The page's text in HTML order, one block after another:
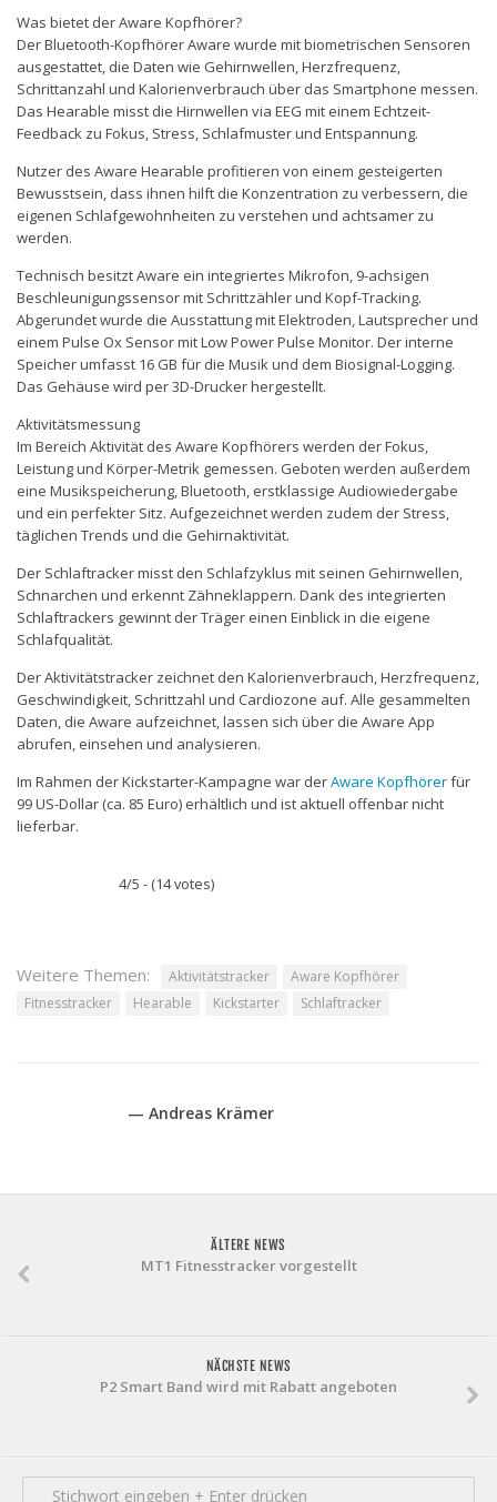
Was bietet der Aware Kopfhörer?
Der Bluetooth-Kopfhörer Aware wurde mit biometrischen Sensoren
ausgestattet, die Daten wie Gehirnwellen, Herzfrequenz,
Schrittanzahl und Kalorienverbrauch über das Smartphone messen.
Das Hearable misst die Hirnwellen via EEG mit einem Echtzeit-
Feedback zu Fokus, Stress, Schlafmuster und Entspannung.
Nutzer des Aware Hearable profitieren von einem gesteigerten
Bewusstsein, dass ihnen hilft die Konzentration zu verbessern, die
eigenen Schlafgewohnheiten zu verstehen und achtsamer zu
werden.
Technisch besitzt Aware ein integriertes Mikrofon, 9-achsigen
Beschleunigungssensor mit Schrittzähler und Kopf-Tracking.
Abgerundet wurde die Ausstattung mit Elektroden, Lautsprecher und
einem Pulse Ox Sensor mit Low Power Pulse Monitor. Der interne
Speicher umfasst 16 GB für die Musik und dem Biosignal-Logging.
Das Gehäuse wird per 3D-Drucker hergestellt.
Aktivitätsmessung
Im Bereich Aktivität des Aware Kopfhörers werden der Fokus,
Leistung und Körper-Metrik gemessen. Geboten werden außerdem
eine Musikspeicherung, Bluetooth, erstklassige Audiowiedergabe
und ein perfekter Sitz. Aufgezeichnet werden zudem der Stress,
täglichen Trends und die Gehirnaktivität.
Der Schlaftracker misst den Schlafzyklus mit seinen Gehirnwellen,
Schnarchen und erkennt Zähneklappern. Dank des integrierten
Schlaftrackers gewinnt der Träger einen Einblick in die eigene
Schlafqualität.
Der Aktivitätstracker zeichnet den Kalorienverbrauch, Herzfrequenz,
Geschwindigkeit, Schrittzahl und Cardiozone auf. Alle gesammelten
Daten, die Aware aufzeichnet, lassen sich über die Aware App
abrufen, einsehen und analysieren.
Im Rahmen der Kickstarter-Kampagne war derAware Kopfhörerfür
99 US-Dollar (ca. 85 Euro) erhältlich und ist aktuell offenbar nicht
lieferbar.
4/5 - (14 votes)
Weitere Themen: Aktivitätstracker
Aware Kopfhörer
Fitnesstracker
Hearable Kickstarter Schlaftracker
— Andreas Krämer
ÄLTERE NEWS
MT1 Fitnesstracker vorgestellt
NÄCHSTE NEWS
P2 Smart Band wird mit Rabatt angeboten